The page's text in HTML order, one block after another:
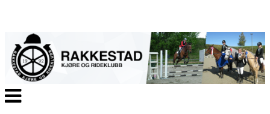
Veksle
navigasjon